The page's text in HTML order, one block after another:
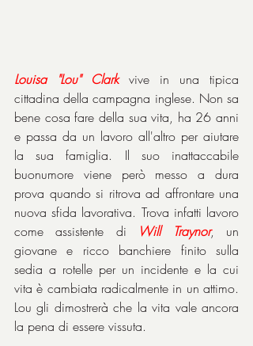
Louisa "Lou" Clark vive in una tipica
cittadina della campagna inglese. Non sa
bene cosa fare della sua vita, ha 26 anni
e passa da un lavoro all'altro per aiutare
la sua famiglia. Il suo inattaccabile
buonumore viene però messo a dura
prova quando si ritrova ad affrontare una
nuova sfida lavorativa. Trova infatti lavoro
come assistente di
Will Traynor, un
giovane e ricco banchiere finito sulla
sedia a rotelle per un incidente e la cui
vita è cambiata radicalmente in un attimo.
Lou gli dimostrerà che la vita vale ancora
la pena di essere vissuta.